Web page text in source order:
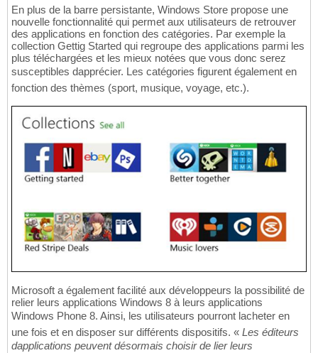
En plus de la barre persistante, Windows Store propose une
nouvelle fonctionnalité qui permet aux utilisateurs de retrouver
des applications en fonction des catégories. Par exemple la
collection Gettig Started qui regroupe des applications parmi les
plus téléchargées et les mieux notées que vous donc serez
susceptibles dapprécier. Les catégories figurent également en
fonction des thèmes (sport, musique, voyage, etc.).
Microsoft a également facilité aux développeurs la possibilité de
relier leurs applications Windows 8 à leurs applications
Windows Phone 8. Ainsi, les utilisateurs pourront lacheter en
une fois et en disposer sur différents dispositifs. « Les éditeurs
dapplications peuvent désormais choisir de lier leurs